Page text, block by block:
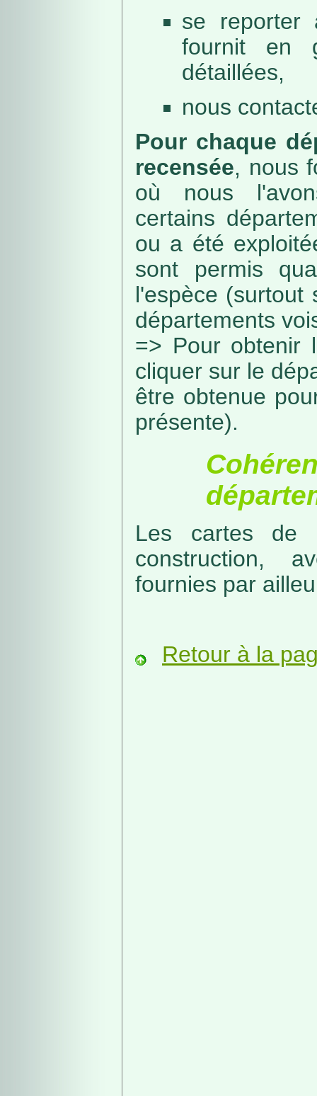
se reporter
fournit en
détaillées,
nous
Pour chaque
recensée, nous
où nous
certains
ou a été
sont permis
l'espèce (surtout
départements
=> Pour obtenir
cliquer sur le
être obtenue
présente).
Les cartes de
construction,
fournies par
Retour à la